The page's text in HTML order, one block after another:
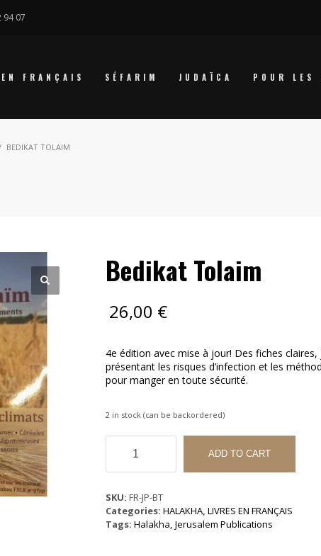
94 07
FRANÇAIS SÉFARIM JUDAÏCA POUR LES
BEDIKAT TOLAIM
Bedikat Tolaim
26,00 €
4e édition avec mise à jour! Des fiches
présentant les risques d’infection et les
pour manger en toute sécurité.
2 in stock (can be backordered)
Bedikat
Tolaim
quantity
ADD TO CART
SKU: FR-JP-BT
Categories: HALAKHA, LIVRES EN FRANÇAIS
Tags: Halakha, Jerusalem Publications